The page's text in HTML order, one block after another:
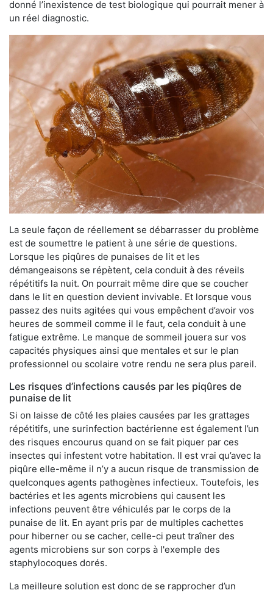
donné l’inexistence de test biologique qui pourrait mener à
un réel diagnostic.
La seule façon de réellement se débarrasser du problème
est de soumettre le patient à une série de questions.
Lorsque les piqûres de punaises de lit et les
démangeaisons se répètent, cela conduit à des réveils
répétitifs la nuit. On pourrait même dire que se coucher
dans le lit en question devient invivable. Et lorsque vous
passez des nuits agitées qui vous empêchent d’avoir vos
heures de sommeil comme il le faut, cela conduit à une
fatigue extrême. Le manque de sommeil jouera sur vos
capacités physiques ainsi que mentales et sur le plan
professionnel ou scolaire votre rendu ne sera plus pareil.
Les risques d’infections causés par les piqûres de
punaise de lit
Si on laisse de côté les plaies causées par les grattages
répétitifs, une surinfection bactérienne est également l’un
des risques encourus quand on se fait piquer par ces
insectes qui infestent votre habitation. Il est vrai qu’avec la
piqûre elle-même il n’y a aucun risque de transmission de
quelconques agents pathogènes infectieux. Toutefois, les
bactéries et les agents microbiens qui causent les
infections peuvent être véhiculés par le corps de la
punaise de lit. En ayant pris par de multiples cachettes
pour hiberner ou se cacher, celle-ci peut traîner des
agents microbiens sur son corps à l'exemple des
staphylocoques dorés.
La meilleure solution est donc de se rapprocher d’un